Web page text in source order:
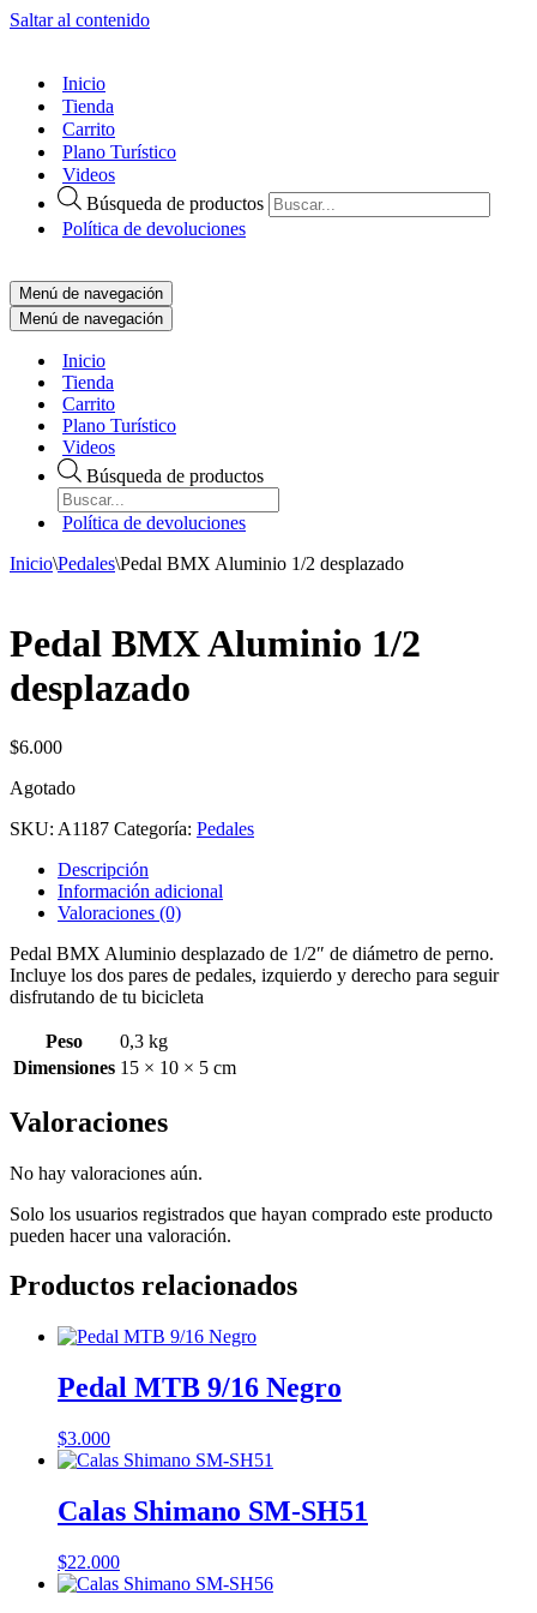
Saltar al contenido
Inicio
Tienda
Carrito
Plano Turístico
Videos
Búsqueda de productos
Política de devoluciones
Menú de navegación
Menú de navegación
Inicio
Tienda
Carrito
Plano Turístico
Videos
Búsqueda de productos
Política de devoluciones
Inicio\Pedales\Pedal BMX Aluminio 1/2 desplazado
Pedal BMX Aluminio 1/2
desplazado
$6.000
Agotado
SKU: A1187 Categoría: Pedales
Descripción
Información adicional
Valoraciones (0)
Pedal BMX Aluminio desplazado de 1/2″ de diámetro de perno.
Incluye los dos pares de pedales, izquierdo y derecho para seguir
disfrutando de tu bicicleta
Peso
0,3 kg
Dimensiones 15 × 10 × 5 cm
Valoraciones
No hay valoraciones aún.
Solo los usuarios registrados que hayan comprado este producto
pueden hacer una valoración.
Productos relacionados
Pedal MTB 9/16 Negro
$3.000
Calas Shimano SM-SH51
$22.000